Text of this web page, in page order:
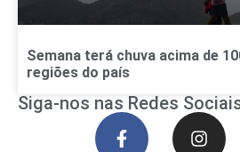
Semana terá chuva acima de
regiões do país
Siga-nos nas Redes